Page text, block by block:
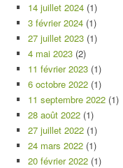
14 juillet 2024 (1)
3 février 2024 (1)
27 juillet 2023 (1)
4 mai 2023 (2)
11 février 2023 (1)
6 octobre 2022 (1)
11 septembre 2022 (1)
28 août 2022 (1)
27 juillet 2022 (1)
24 mars 2022 (1)
20 février 2022 (1)